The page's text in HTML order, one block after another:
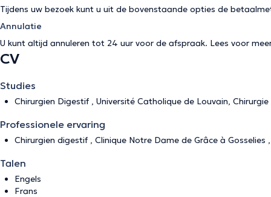
Tijdens uw bezoek kunt u uit de bovenstaande opties de
Annulatie
U kunt altijd annuleren tot 24 uur voor de afspraak. Lees voor
CV
Studies
Chirurgien Digestif , Université Catholique de Louvain,
Professionele ervaring
Chirurgien digestif , Clinique Notre Dame de Grâce à Gosselies
Talen
Engels
Frans